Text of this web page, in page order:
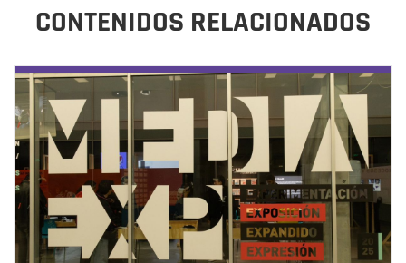
CONTENIDOS RELACIONADOS